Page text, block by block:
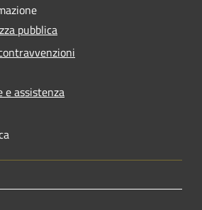
pubblica
e assistenza